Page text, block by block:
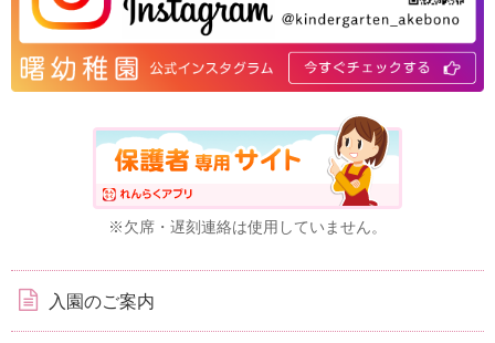
※欠席・遅刻連絡は使用していません。
入園のご案内